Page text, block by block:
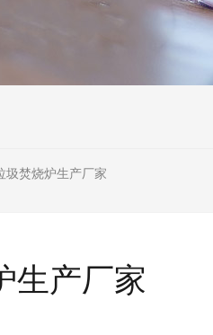
圾焚烧炉生产厂家
生产厂家